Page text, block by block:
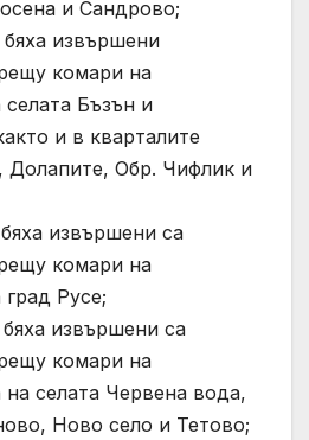
и Сандрово;
бяха извършени
комари на
селата Бъзън и
и в кварталите
Долапите, Обр. Чифлик и
бяха извършени са
комари на
град Русе;
бяха извършени са
комари на
на селата Червена вода,
Ново село и Тетово;